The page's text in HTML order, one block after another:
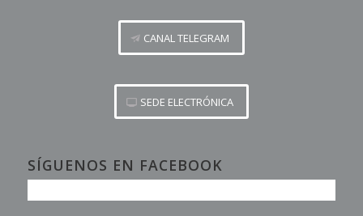
CANAL TELEGRAM
SEDE ELECTRÓNICA
SÍGUENOS EN FACEBOOK